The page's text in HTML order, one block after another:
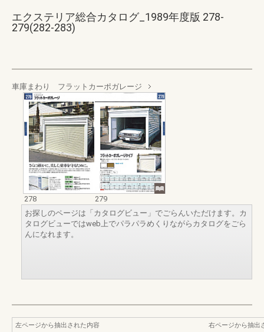
エクステリア総合カタログ_1989年度版 278-
279(282-283)
車庫まわり フラットカーポガレージ
278
279
お探しのページは「カタログビュー」でごらんいただけます。カ
タログビューではweb上でパラパラめくりながらカタログをごら
んになれます。
左ページから抽出された内容
右ページから抽出